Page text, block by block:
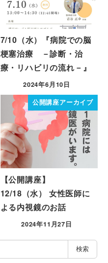
7/10（水）『病院での脳
梗塞治療 －診断・治
療・リハビリの流れ－』
2024年6月10日
公開講座アーカイブ
【公開講座】
12/18（水） 女性医師に
よる内視鏡のお話
2024年11月27日
検索